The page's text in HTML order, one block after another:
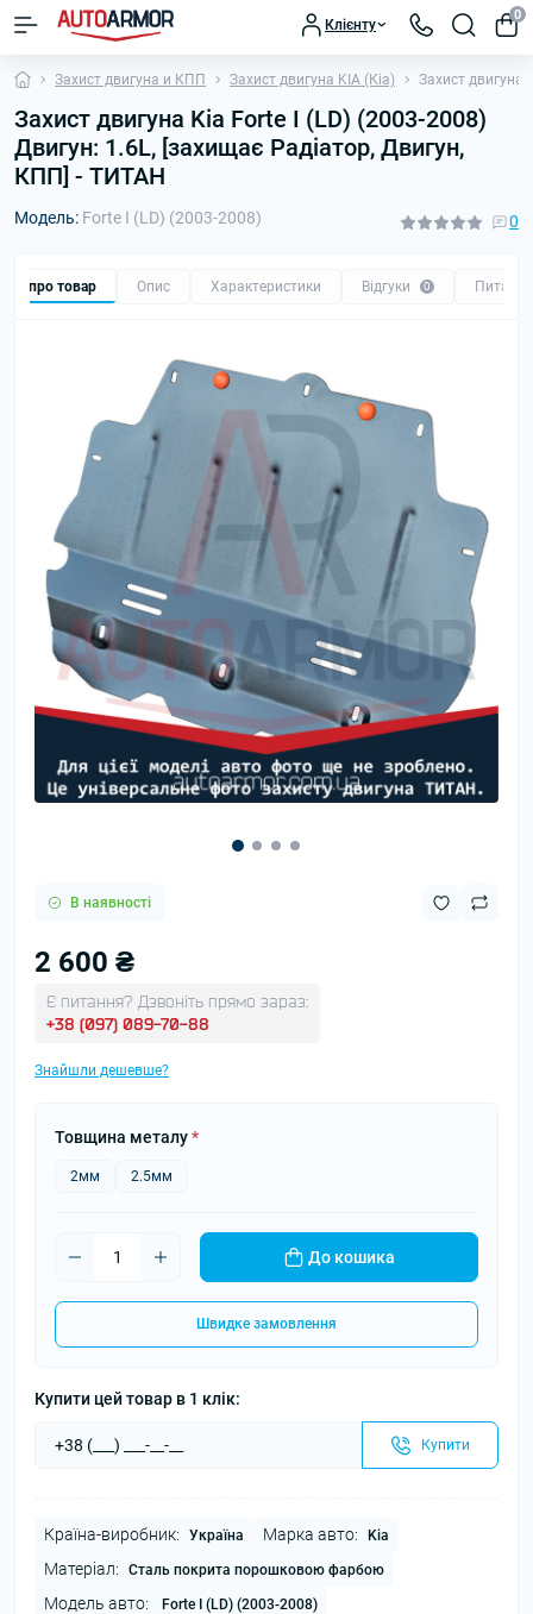
Клієнту
0
Захист двигуна и КПП Захист двигуна KIA (Кіа) Захист двигуна
Захист двигуна Kia Forte I (LD) (2003-2008)
Двигун: 1.6L, [захищає Радіатор, Двигун,
КПП] - ТИТАН
Модель: Forte I (LD) (2003-2008) 0
Все про товар Опис Характеристики Відгуки 0 Питання
В наявності
2 600 ₴
Є питання? Дзвоніть прямо зараз:
+38 (097) 089-70-88
Знайшли дешевше?
Товщина металу*
2мм 2.5мм
До кошика
Швидке замовлення
Купити цей товар в 1 клік:
Купити
Країна-виробник: Україна Марка авто: Kia
Матеріал: Сталь покрита порошковою фарбою
Модель авто: Forte I (LD) (2003-2008)